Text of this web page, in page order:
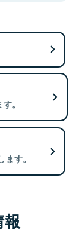
。
す。